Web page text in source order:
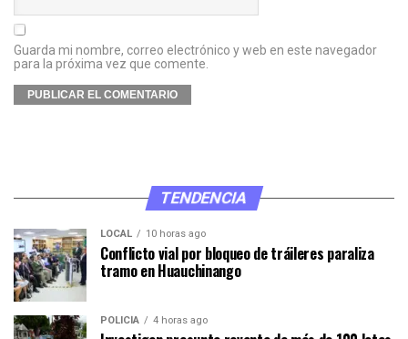
Guarda mi nombre, correo electrónico y web en este navegador
para la próxima vez que comente.
TENDENCIA
LOCAL 10 horas ago
Conflicto vial por bloqueo de tráileres paraliza
tramo en Huauchinango
POLICÍA 4 horas ago